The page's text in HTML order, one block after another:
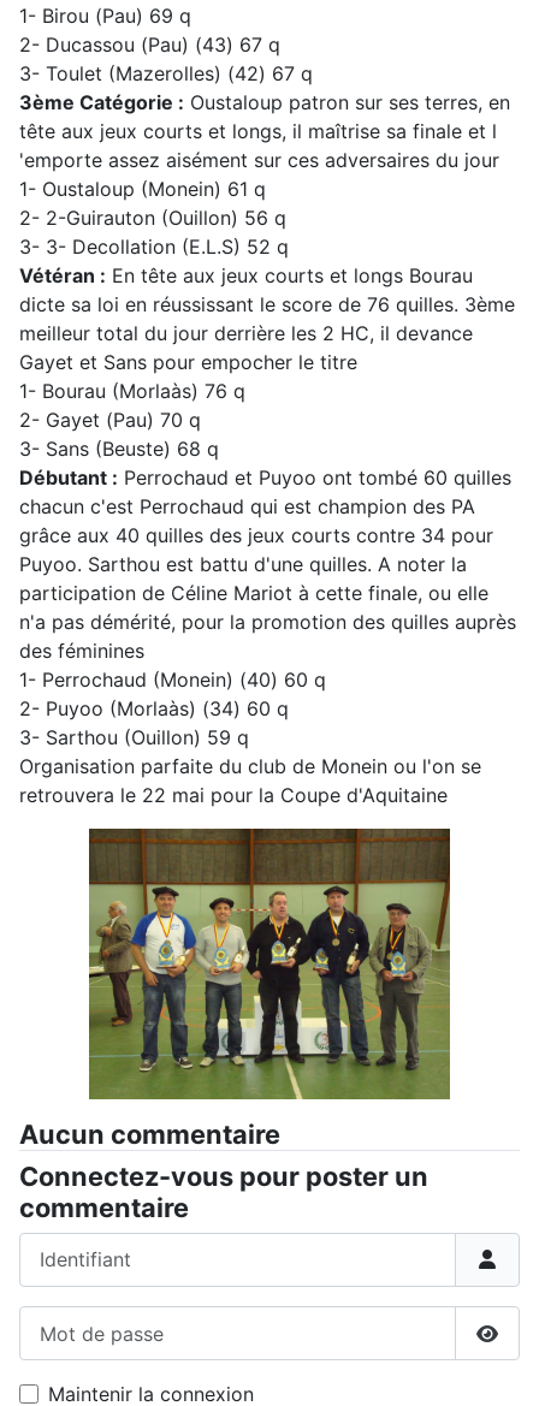
1- Birou (Pau) 69 q
2- Ducassou (Pau) (43) 67 q
3- Toulet (Mazerolles) (42) 67 q
3ème Catégorie : Oustaloup patron sur ses terres, en
tête aux jeux courts et longs, il maîtrise sa finale et l
'emporte assez aisément sur ces adversaires du jour
1- Oustaloup (Monein) 61 q
2- 2-Guirauton (Ouillon) 56 q
3- 3- Decollation (E.L.S) 52 q
Vétéran : En tête aux jeux courts et longs Bourau
dicte sa loi en réussissant le score de 76 quilles. 3ème
meilleur total du jour derrière les 2 HC, il devance
Gayet et Sans pour empocher le titre
1- Bourau (Morlaàs) 76 q
2- Gayet (Pau) 70 q
3- Sans (Beuste) 68 q
Débutant : Perrochaud et Puyoo ont tombé 60 quilles
chacun c'est Perrochaud qui est champion des PA
grâce aux 40 quilles des jeux courts contre 34 pour
Puyoo. Sarthou est battu d'une quilles. A noter la
participation de Céline Mariot à cette finale, ou elle
n'a pas démérité, pour la promotion des quilles auprès
des féminines
1- Perrochaud (Monein) (40) 60 q
2- Puyoo (Morlaàs) (34) 60 q
3- Sarthou (Ouillon) 59 q
Organisation parfaite du club de Monein ou l'on se
retrouvera le 22 mai pour la Coupe d'Aquitaine
Aucun commentaire
Connectez-vous pour poster un
commentaire
Maintenir la connexion